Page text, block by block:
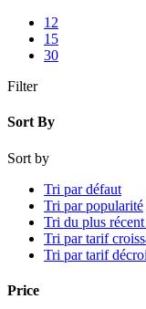
12
15
30
Filter
Sort By
Sort by
Tri par défaut
Tri par popularité
Tri du plus
Tri par tarif
Tri par tarif
Price